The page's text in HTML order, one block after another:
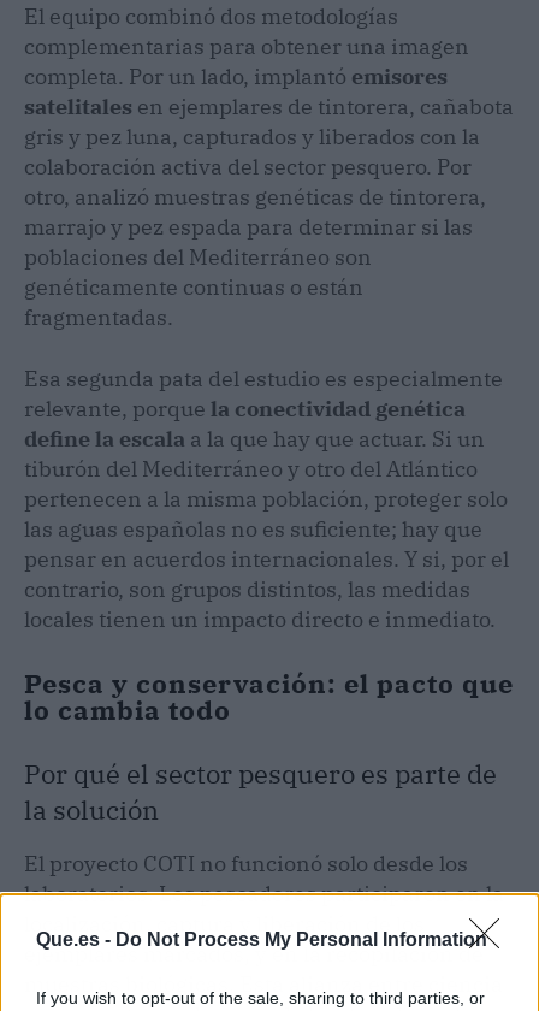
Que.es - Do Not Process My Personal Information
If you wish to opt-out of the sale, sharing to third parties, or
El equipo combinó dos metodologías
complementarias para obtener una imagen
completa. Por un lado, implantó emisores
satelitales en ejemplares de tintorera, cañabota
gris y pez luna, capturados y liberados con la
colaboración activa del sector pesquero. Por
otro, analizó muestras genéticas de tintorera,
marrajo y pez espada para determinar si las
poblaciones del Mediterráneo son
genéticamente continuas o están
fragmentadas.
Esa segunda pata del estudio es especialmente
relevante, porque la conectividad genética
define la escala a la que hay que actuar. Si un
tiburón del Mediterráneo y otro del Atlántico
pertenecen a la misma población, proteger solo
las aguas españolas no es suficiente; hay que
pensar en acuerdos internacionales. Y si, por el
contrario, son grupos distintos, las medidas
locales tienen un impacto directo e inmediato.
Pesca y conservación: el pacto que
lo cambia todo
Por qué el sector pesquero es parte de
la solución
El proyecto COTI no funcionó solo desde los
laboratorios. Los pescadores participaron en la
ejemplares marcados, y en la recopilación de